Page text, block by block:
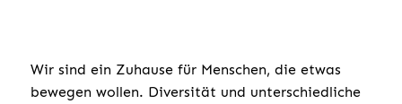
Wir sind ein Zuhause für Menschen, die etwas
bewegen wollen. Diversität und unterschiedliche